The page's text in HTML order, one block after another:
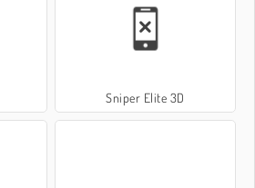
Sniper Elite 3D